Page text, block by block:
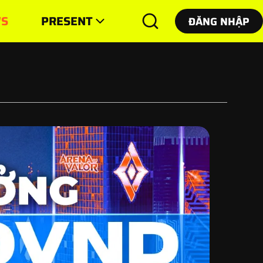
PRESENT
ĐĂNG NHẬP
ĐĂNG NHẬP